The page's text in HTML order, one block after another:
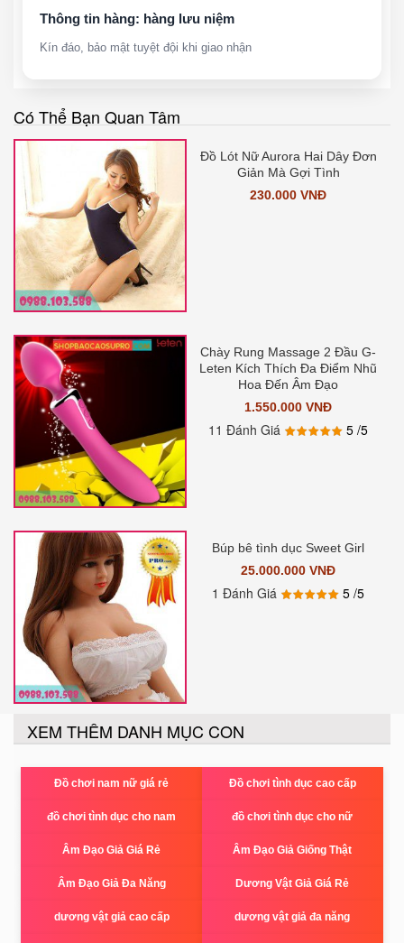
Thông tin hàng: hàng lưu niệm
Kín đáo, bảo mật tuyệt đội khi giao nhận
Có Thể Bạn Quan Tâm
Đồ Lót Nữ Aurora Hai Dây Đơn
Giản Mà Gợi Tình
230.000 VNĐ
Chày Rung Massage 2 Đầu G-
Leten Kích Thích Đa Điểm Nhũ
Hoa Đến Âm Đạo
1.550.000 VNĐ
11 Đánh Giá 5/5
Búp bê tình dục Sweet Girl
25.000.000 VNĐ
1 Đánh Giá 5/5
XEM THÊM DANH MỤC CON
Đồ chơi nam nữ giá rẻ Đồ chơi tình dục cao cấp
đồ chơi tình dục cho nam đồ chơi tình dục cho nữ
Âm Đạo Giả Giá Rẻ Âm Đạo Giả Giống Thật
Âm Đạo Giả Đa Năng Dương Vật Giả Giá Rẻ
dương vật giả cao cấp dương vật giả đa năng